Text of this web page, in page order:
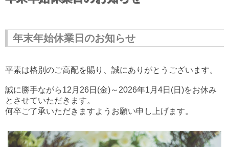
年末年始休業日のお知らせ
平素は格別のご高配を賜り、誠にありがとうございます。
誠に勝手ながら12 月26日(金)～2026年1月4日(日)をお休み
とさせていただきます。
何卒ご了承いただきますようお願い申し上げます。